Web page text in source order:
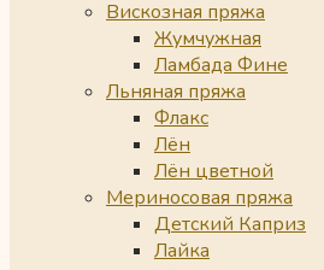
Вискозная пряжа
Жумчужная
Ламбада Фине
Льняная пряжа
Флакс
Лён
Лён цветной
Мериносовая пряжа
Детский Каприз
Лайка